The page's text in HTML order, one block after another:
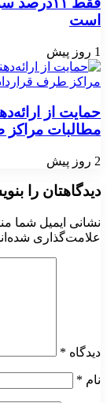
است
1 روز پیش
حمایت از
مطالبات مراکز
2 روز پیش
دیدگاهتان را
نشانی ایمیل شما
علامت‌گذاری
دیدگاه *
نام *